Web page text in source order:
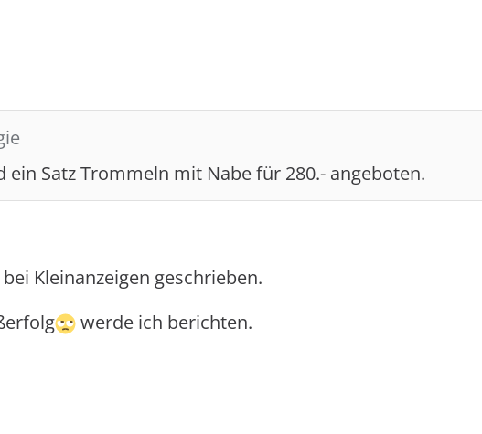
ein Satz Trommeln mit Nabe für 280.- angeboten.
Kleinanzeigen geschrieben.
werde ich berichten.